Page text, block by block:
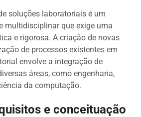
soluções laboratoriais é um
multidisciplinar que exige uma
e rigorosa. A criação de novas
de processos existentes em
envolve a integração de
áreas, como engenharia,
da computação.
e conceituação